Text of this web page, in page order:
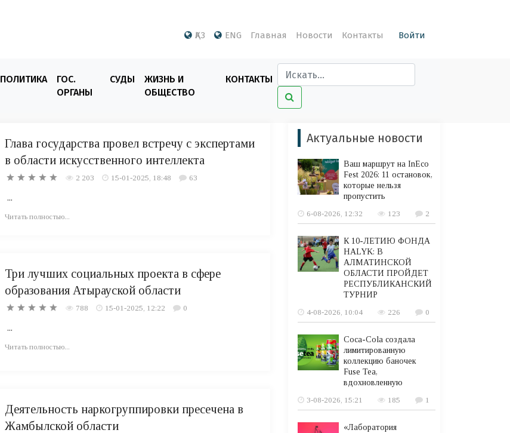
ҚАЗ ENG Главная Новости Контакты Войти
ПОЛИТИКА
ГОС.
ОРГАНЫ
СУДЫ
ЖИЗНЬ И
ОБЩЕСТВО
КОНТАКТЫ
Глава государства провел встречу с экспертами
в области искусственного интеллекта
2 203 15-01-2025, 18:48 63
...
Читать полностью...
Три лучших социальных проекта в сфере
образования Атырауской области
788 15-01-2025, 12:22 0
...
Читать полностью...
Деятельность наркогруппировки пресечена в
Жамбылской области
Актуальные новости
Ваш маршрут на InEco
Fest 2026: 11 остановок,
которые нельзя
пропустить
6-08-2026, 12:32
123 2
К 10-ЛЕТИЮ ФОНДА
HALYK: В
АЛМАТИНСКОЙ
ОБЛАСТИ ПРОЙДЕТ
РЕСПУБЛИКАНСКИЙ
ТУРНИР
4-08-2026, 10:04
226 0
Coca-Cola создала
лимитированную
коллекцию баночек
Fuse Tea,
вдохновленную
3-08-2026, 15:21
185 1
«Лаборатория